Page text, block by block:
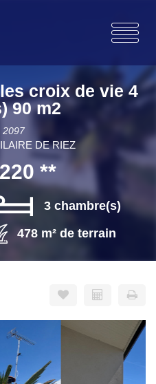
croix de vie 4
90 m2
2097
DE RIEZ
**
3 chambre(s)
478 m² de terrain